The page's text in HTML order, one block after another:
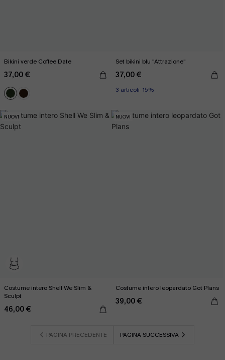
Bikini verde Coffee Date
37,00 €
Set bikini blu "Attrazione"
37,00 €
3 articoli -15%
NUOVI
Costume intero Shell We Slim &
Sculpt
46,00 €
NUOVI
Costume intero leopardato Got Plans
39,00 €
PAGINA PRECEDENTE PAGINA SUCCESSIVA